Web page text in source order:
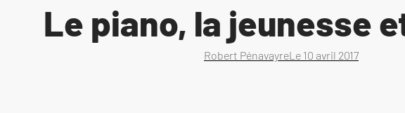
Le piano, la jeunesse
Robert PénavayreLe 10 avril 2017